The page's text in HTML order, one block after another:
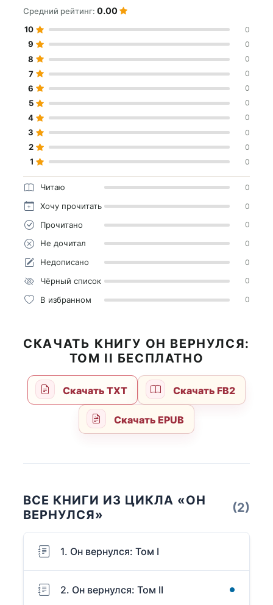
Средний рейтинг: 0.00
10 0
9 0
8 0
7 0
6 0
5 0
4 0
3 0
2 0
1 0
Читаю 0
Хочу прочитать 0
Прочитано 0
Не дочитал 0
Недописано 0
Чёрный список 0
В избранном 0
СКАЧАТЬ КНИГУ ОН ВЕРНУЛСЯ:
ТОМ II БЕСПЛАТНО
Скачать TXT Скачать FB2
Скачать EPUB
ВСЕ КНИГИ ИЗ ЦИКЛА «ОН
ВЕРНУЛСЯ»
(2)
1. Он вернулся: Том I
2. Он вернулся: Том II